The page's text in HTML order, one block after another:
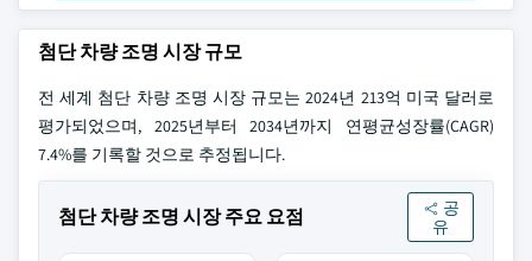
첨단 차량 조명 시장 규모
전 세계 첨단 차량 조명 시장 규모는 2024년 213억 미국 달러로
평가되었으며, 2025년부터 2034년까지 연평균성장률(CAGR)
7.4%를 기록할 것으로 추정됩니다.
첨단 차량 조명 시장 주요 요점
공
유